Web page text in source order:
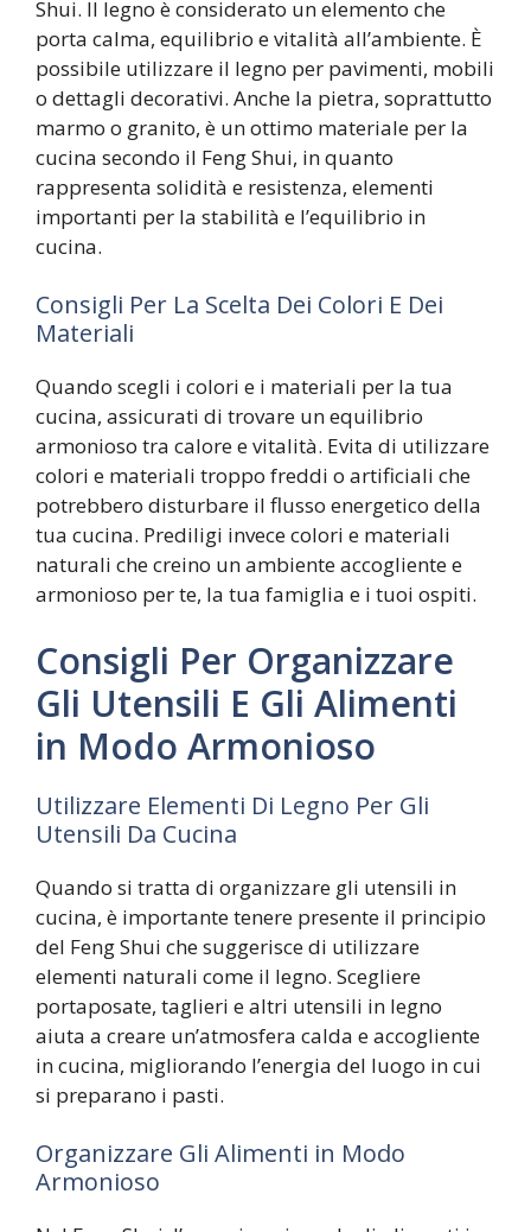
Shui. Il legno è considerato un elemento che
porta calma, equilibrio e vitalità all’ambiente. È
possibile utilizzare il legno per pavimenti, mobili
o dettagli decorativi. Anche la pietra, soprattutto
marmo o granito, è un ottimo materiale per la
cucina secondo il Feng Shui, in quanto
rappresenta solidità e resistenza, elementi
importanti per la stabilità e l’equilibrio in
cucina.
Consigli Per La Scelta Dei Colori E Dei
Materiali
Quando scegli i colori e i materiali per la tua
cucina, assicurati di trovare un equilibrio
armonioso tra calore e vitalità. Evita di utilizzare
colori e materiali troppo freddi o artificiali che
potrebbero disturbare il flusso energetico della
tua cucina. Prediligi invece colori e materiali
naturali che creino un ambiente accogliente e
armonioso per te, la tua famiglia e i tuoi ospiti.
Consigli Per Organizzare
Gli Utensili E Gli Alimenti
in Modo Armonioso
Utilizzare Elementi Di Legno Per Gli
Utensili Da Cucina
Quando si tratta di organizzare gli utensili in
cucina, è importante tenere presente il principio
del Feng Shui che suggerisce di utilizzare
elementi naturali come il legno. Scegliere
portaposate, taglieri e altri utensili in legno
aiuta a creare un’atmosfera calda e accogliente
in cucina, migliorando l’energia del luogo in cui
si preparano i pasti.
Organizzare Gli Alimenti in Modo
Armonioso